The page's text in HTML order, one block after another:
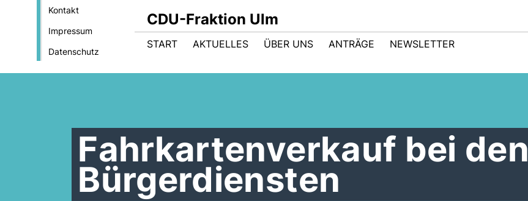
Kontakt
Impressum
Datenschutz
CDU-Fraktion Ulm
START AKTUELLES ÜBER UNS ANTRÄGE NEWSLETTER
Fahrkartenverkauf bei den
Bürgerdiensten